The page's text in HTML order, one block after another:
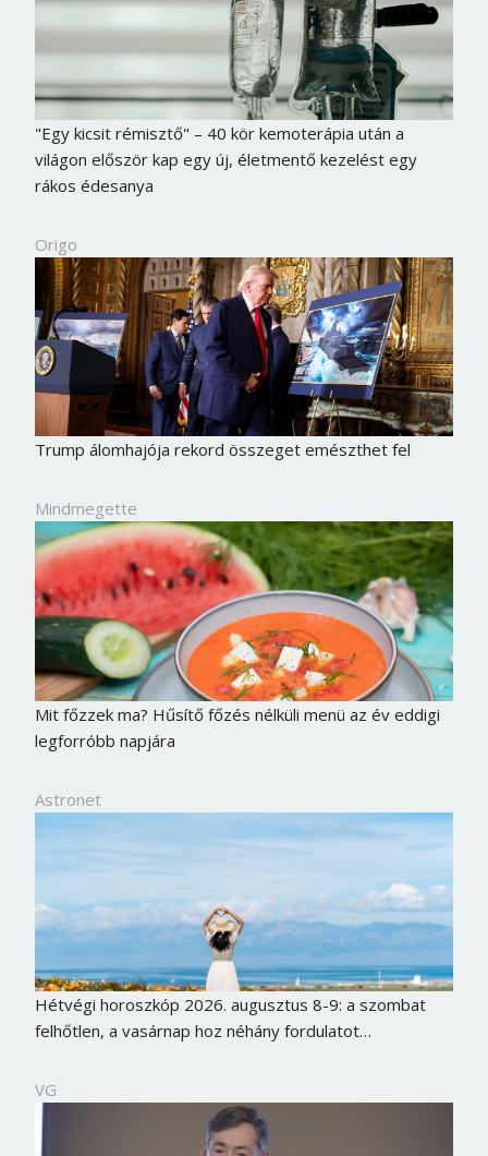
"Egy kicsit rémisztő" – 40 kör kemoterápia után a
világon először kap egy új, életmentő kezelést egy
rákos édesanya
Origo
Trump álomhajója rekord összeget emészthet fel
Mindmegette
Mit főzzek ma? Hűsítő főzés nélküli menü az év eddigi
legforróbb napjára
Astronet
Hétvégi horoszkóp 2026. augusztus 8-9: a szombat
felhőtlen, a vasárnap hoz néhány fordulatot…
VG